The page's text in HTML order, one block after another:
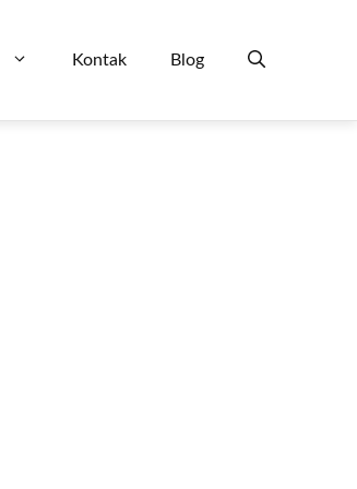
Kontak Blog